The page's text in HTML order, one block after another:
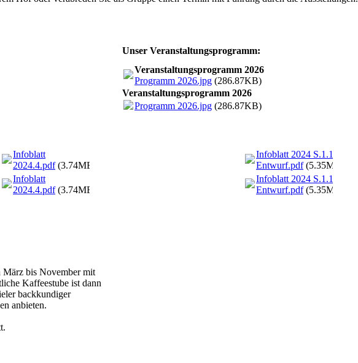
Unser Veranstaltungsprogramm:
Veranstaltungsprogramm 2026
Programm 2026.jpg (286.87KB)
Veranstaltungsprogramm 2026
Programm 2026.jpg (286.87KB)
Infoblatt
2024.4.pdf(3.74MB)
Infoblatt
2024.4.pdf(3.74MB)
Infoblatt 2024 S.1.1
Entwurf.pdf(5.35MB)
Infoblatt 2024 S.1.1
Entwurf.pdf(5.35MB)
März bis November mit
Kaffeestube ist dann
backkundiger
anbieten.